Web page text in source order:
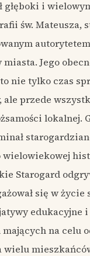
głęboki i
św. Mateusza,
Jego
nie tylko czas
ale przede
lokalnej.
wielowiekowej
Starogard
się w życie
edukacyjne
na celu
wielu